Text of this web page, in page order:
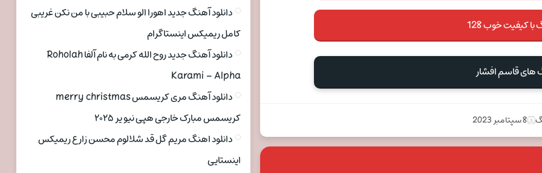
با کیفیت خوب 128
های قاسم افشار
8 سپتامبر 2023
دانلود آهنگ جدید اهورا الو سلام حبیبی با من نکن غریبی
کامل ریمیکس اینستاگرام
دانلود آهنگ جدید روح الله کرمی به نام آلفا Roholah
Karami – Alpha
دانلود آهنگ مری کریسمس merry christmas
کریسمس مبارک خارجی هپی نیو یر ۲۰۲۵
دانلود اهنگ مریم گل قد شلالوم محسن زارع ریمیکس
اینستایی